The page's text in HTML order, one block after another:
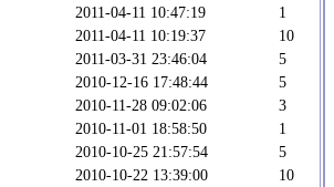
2011-04-11 10:47:19
1
2011-04-11 10:19:37
10
2011-03-31 23:46:04
5
2010-12-16 17:48:44
5
2010-11-28 09:02:06
3
2010-11-01 18:58:50
1
2010-10-25 21:57:54
5
2010-10-22 13:39:00
10